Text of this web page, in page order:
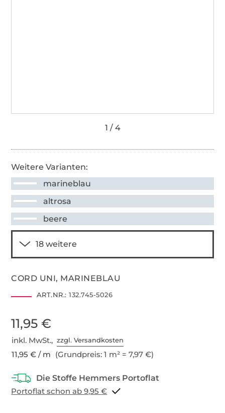
Weitere Varianten:
marineblau
altrosa
beere
CORD UNI, MARINEBLAU
ART.NR.: 132.745-5026
11,95 €
inkl. MwSt.,zzgl. Versandkosten
11,95 € / m (Grundpreis: 1 m² = 7,97 €)
Portoflat schon ab 9,95 €